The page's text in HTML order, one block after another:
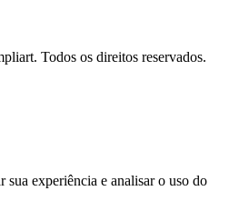
Todos os direitos reservados.
sua experiência e analisar o uso do